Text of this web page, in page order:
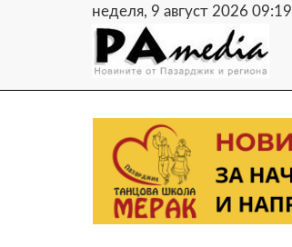
неделя, 9 август 2026 09:19